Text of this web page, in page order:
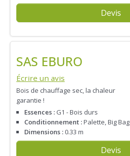
Devis
SAS EBURO
Écrire un avis
Bois de chauffage sec, la chaleur
garantie !
Essences : G1 - Bois durs
Conditionnement :Palette, Big Bag
Dimensions : 0.33 m
Devis